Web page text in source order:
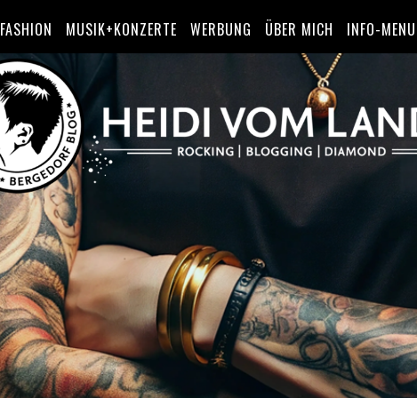
FASHION MUSIK+KONZERTE WERBUNG ÜBER MICH INFO-